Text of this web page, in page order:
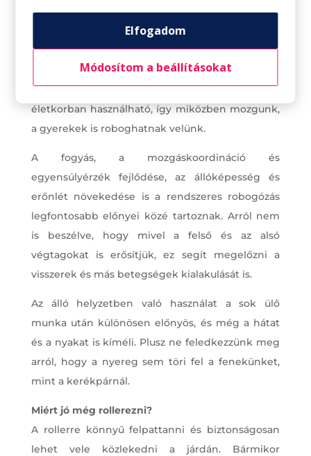
kiváló segédeszköz, mert igen hatékonyan égeti
a kalóriákat és a testzsírt. Rollerezés közben
annyi kalóriát égetünk el, mint futással vagy
kerékpározással, de kisebb a sérülésveszély,
könnyű a mozgás, és a roller bármilyen
életkorban használható, így miközben mozgunk,
a gyerekek is roboghatnak velünk.
A fogyás, a mozgáskoordináció és
egyensúlyérzék fejlődése, az állóképesség és
erőnlét növekedése is a rendszeres robogózás
legfontosabb előnyei közé tartoznak. Arról nem
is beszélve, hogy mivel a felső és az alsó
végtagokat is erősítjük, ez segít megelőzni a
visszerek és más betegségek kialakulását is.
Az álló helyzetben való használat a sok ülő
munka után különösen előnyös, és még a hátat
és a nyakat is kíméli. Plusz ne feledkezzünk meg
arról, hogy a nyereg sem töri fel a fenekünket,
mint a kerékpárnál.
Miért jó még rollerezni?
A rollerre könnyű felpattanni és biztonságosan
lehet vele közlekedni a járdán. Bármikor
Elfogadom
Módosítom a beállításokat